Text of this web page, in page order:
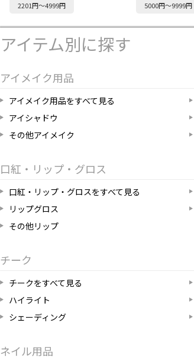
2201円～4999円 5000円～9999円
アイテム別に探す
アイメイク用品
アイメイク用品をすべて見る
アイシャドウ
その他アイメイク
口紅・リップ・グロス
口紅・リップ・グロスをすべて見る
リップグロス
その他リップ
チーク
チークをすべて見る
ハイライト
シェーディング
ネイル用品